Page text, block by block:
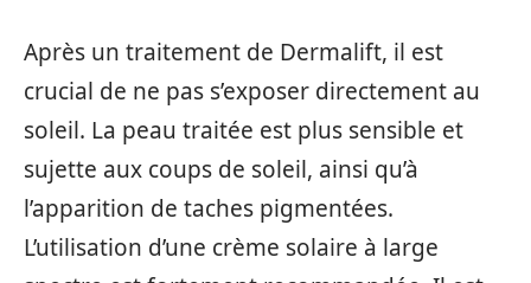
Après un traitement de Dermalift, il est
crucial de ne pas s’exposer directement au
soleil. La peau traitée est plus sensible et
sujette aux coups de soleil, ainsi qu’à
l’apparition de taches pigmentées.
L’utilisation d’une crème solaire à large